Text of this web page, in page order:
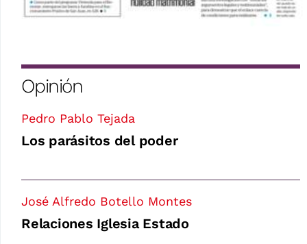
Opinión
Pedro Pablo Tejada
Los parásitos del poder
José Alfredo Botello Montes
Relaciones Iglesia Estado